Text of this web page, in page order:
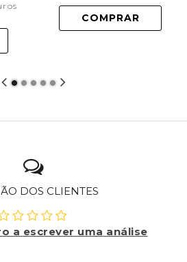
COMPRAR
DOS CLIENTES
a escrever uma análise